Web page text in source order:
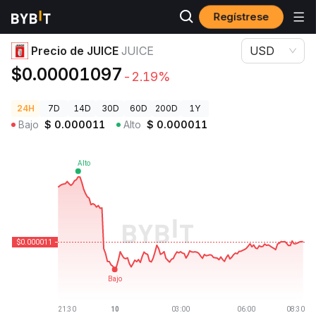
Regístrese
Precios de Criptomonedas Precio de JUICE JUICE
Precio de JUICE JUICE
$0.00001097 -2.19%
USD
24H 7D 14D 30D 60D 200D 1Y
Bajo $ 0.000011 Alto $ 0.000011